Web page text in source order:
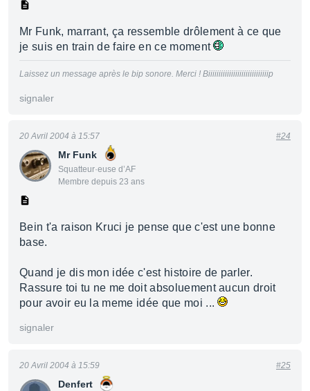
Mr Funk, marrant, ça ressemble drôlement à ce que
je suis en train de faire en ce moment
Laissez un message après le bip sonore. Merci ! Biiiiiiiiiiiiiiiiiiiiiiiiiiiiip
signaler
Mr Funk
Squatteur·euse d’AF
Membre depuis 23 ans
20 Avril 2004 à 15:57 #24
Bein t'a raison Kruci je pense que c'est une bonne
base.
Quand je dis mon idée c'est histoire de parler.
Rassure toi tu ne me doit absoluement aucun droit
pour avoir eu la meme idée que moi ...
signaler
Denfert
20 Avril 2004 à 15:59 #25